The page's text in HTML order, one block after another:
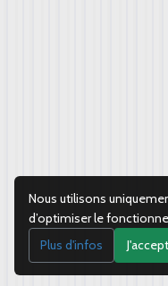
Nous utilisons
d’optimiser le
Plus d'infos